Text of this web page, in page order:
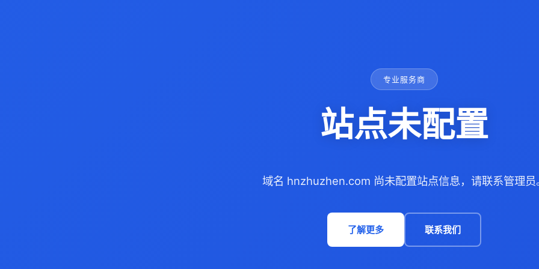
专业服务商
站点未配置
域名 hnzhuzhen.com 尚未配置站点信息，请联系管理员
了解更多 联系我们